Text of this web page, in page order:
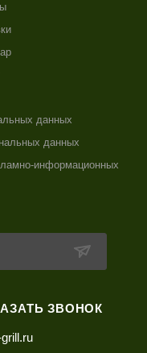
данных
данных
информационных
ЗВОНОК